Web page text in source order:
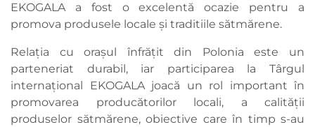
EKOGALA a fost o excelentă ocazie pentru a
promova produsele locale și traditiile sătmărene.
Relația cu orașul înfrățit din Polonia este un
parteneriat durabil, iar participarea la Târgul
internațional EKOGALA joacă un rol important în
promovarea producătorilor locali, a calității
produselor sătmărene, obiective care în timp s-au